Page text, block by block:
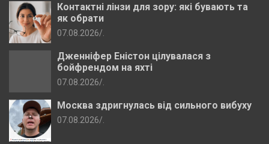
Контактні лінзи для зору: які бувають та
як обрати
07.08.2026
Дженніфер Еністон цілувалася з
бойфрендом на яхті
07.08.2026
Москва здригнулась від сильного вибуху
07.08.2026